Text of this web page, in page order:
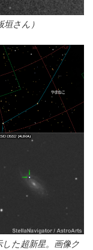
さん）
た超新星。画像ク